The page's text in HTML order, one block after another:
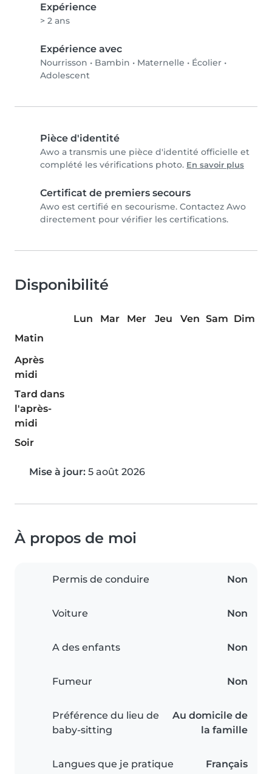
Expérience
> 2 ans
Expérience avec
Nourrisson • Bambin • Maternelle • Écolier •
Adolescent
Pièce d'identité
Awo a transmis une pièce d'identité officielle et
complété les vérifications photo. En savoir plus
Certificat de premiers secours
Awo est certifié en secourisme. Contactez Awo
directement pour vérifier les certifications.
Disponibilité
Lun Mar Mer Jeu Ven Sam Dim
Matin
Après
midi
Tard dans
l'après-
midi
Soir
Mise à jour: 5 août 2026
À propos de moi
Permis de conduire Non
Voiture Non
A des enfants Non
Fumeur Non
Préférence du lieu de
baby-sitting
Au domicile de
la famille
Langues que je pratique Français